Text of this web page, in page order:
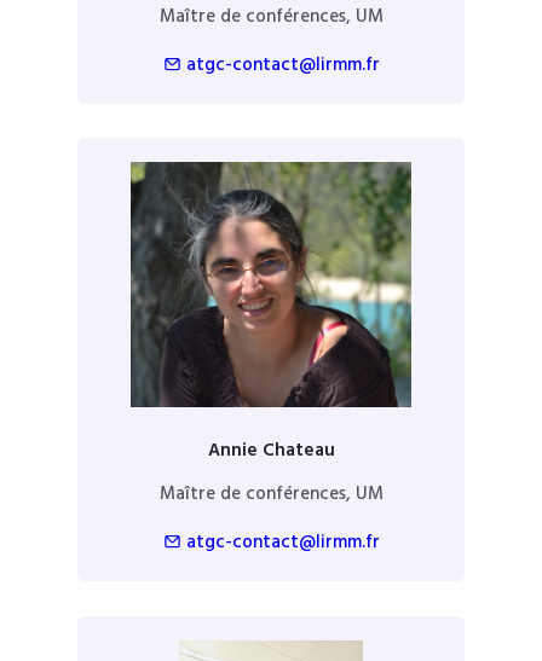
Maître de conférences, UM
atgc-contact@lirmm.fr
Annie Chateau
Maître de conférences, UM
atgc-contact@lirmm.fr